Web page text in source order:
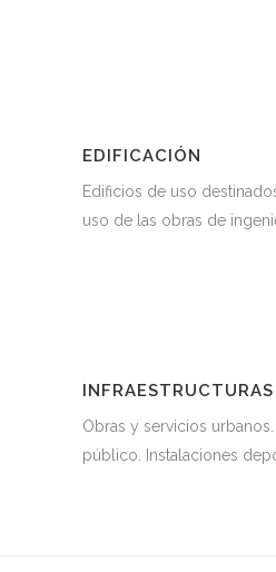
EDIFICACIÓN
Edificios de uso
uso de las obras de
Obras y servicios
público. Instalaciones